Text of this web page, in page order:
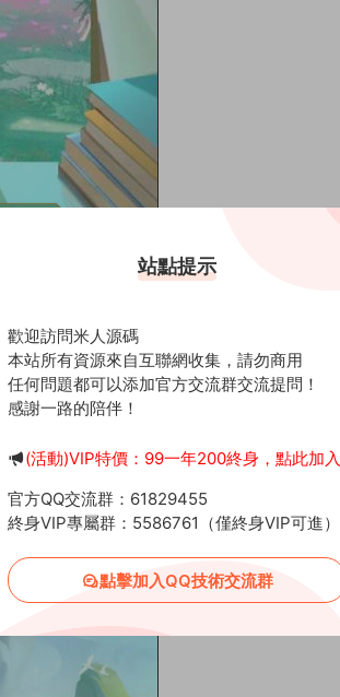
站點提示
歡迎訪問米人源碼
本站所有資源來自互聯網收集，請勿商用
任何問題都可以添加官方交流群交流提問！
感謝一路的陪伴！
(活動)VIP特價：99一年200終身，點此加入
官方QQ交流群：61829455
終身VIP專屬群：5586761（僅終身VIP可進）
點擊加入QQ技術交流群